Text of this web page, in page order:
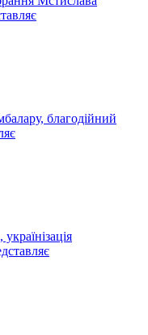
благодійний